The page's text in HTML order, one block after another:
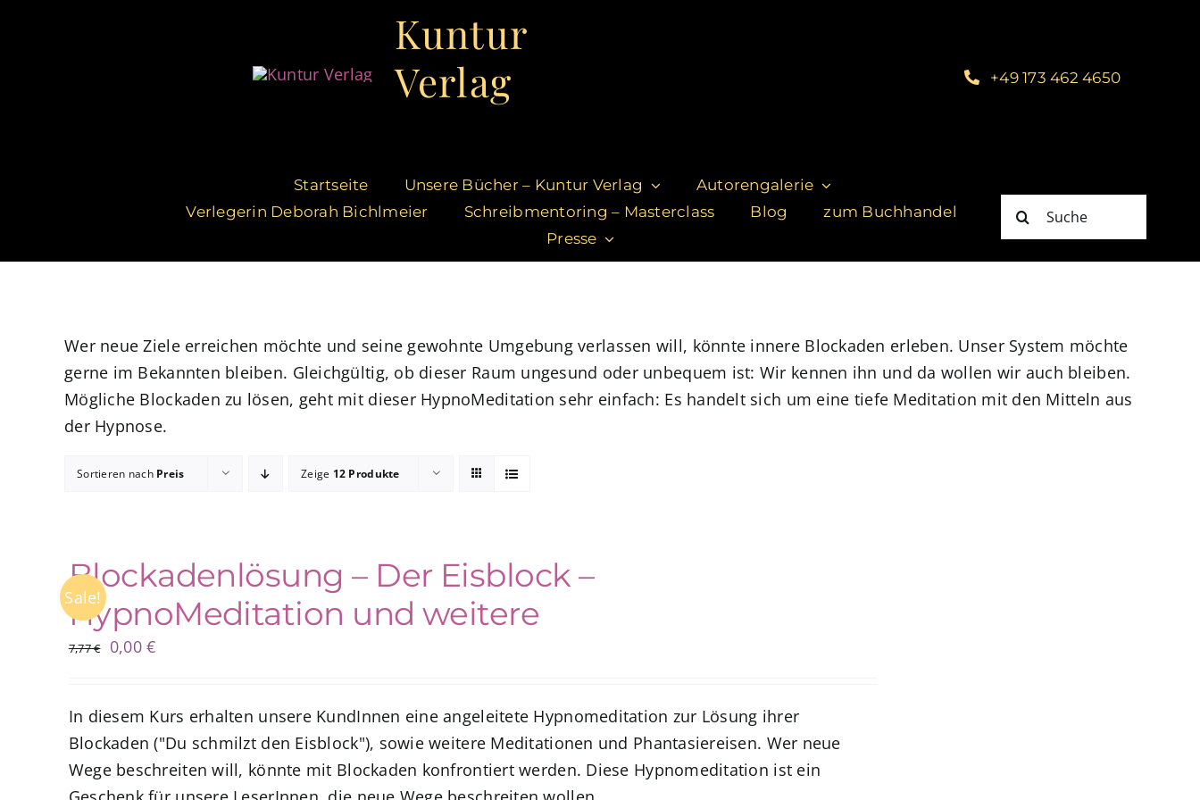
Kuntur
Verlag
+49 173 462 4650
Startseite Unsere Bücher – Kuntur Verlag
Autorengalerie
Verlegerin Deborah Bichlmeier
Schreibmentoring – Masterclass Blog
zum Buchhandel
Presse
Suche
nach:
Wer neue Ziele erreichen möchte und seine gewohnte Umgebung verlassen will, könnte innere Blockaden erleben. Unser System möchte
gerne im Bekannten bleiben. Gleichgültig, ob dieser Raum ungesund oder unbequem ist: Wir kennen ihn und da wollen wir auch bleiben.
Mögliche Blockaden zu lösen, geht mit dieser HypnoMeditation sehr einfach: Es handelt sich um eine tiefe Meditation mit den Mitteln aus
der Hypnose.
Sortieren nach Preis Zeige 12 Produkte
Sale!
Blockadenlösung – Der Eisblock –
HypnoMeditation und weitere
7,77€
Ursprünglicher
7,77 €
0,00€Aktueller
0,00 €.
In diesem Kurs erhalten unsere KundInnen eine angeleitete Hypnomeditation zur Lösung ihrer
Blockaden ("Du schmilzt den Eisblock"), sowie weitere Meditationen und Phantasiereisen. Wer neue
Wege beschreiten will, könnte mit Blockaden konfrontiert werden. Diese Hypnomeditation ist ein